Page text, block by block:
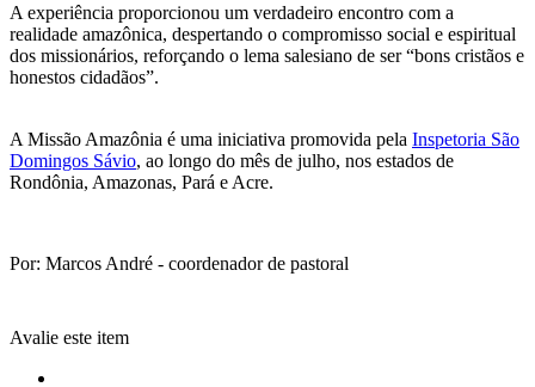
A experiência proporcionou um verdadeiro encontro com a
realidade amazônica, despertando o compromisso social e espiritual
dos missionários, reforçando o lema salesiano de ser “bons cristãos e
honestos cidadãos”.
A Missão Amazônia é uma iniciativa promovida pela Inspetoria São
Domingos Sávio, ao longo do mês de julho, nos estados de
Rondônia, Amazonas, Pará e Acre.
Por: Marcos André - coordenador de pastoral
Avalie este item